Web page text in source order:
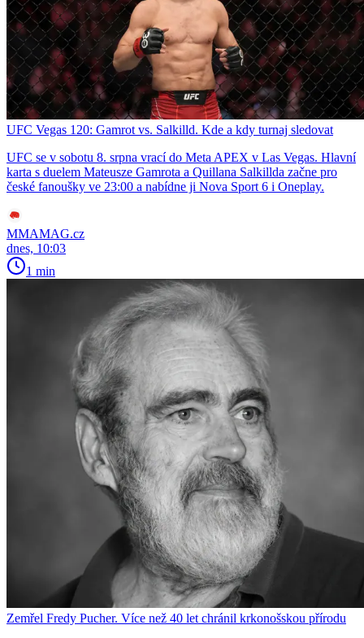
UFC Vegas 120: Gamrot vs. Salkilld. Kde a kdy turnaj sledovat
UFC se v sobotu 8. srpna vrací do Meta APEX v Las Vegas. Hlavní
karta s duelem Mateusze Gamrota a Quillana Salkillda začne pro
české fanoušky ve 23:00 a nabídne ji Nova Sport 6 i Oneplay.
MMAMAG.cz
dnes, 10:03
1 min
Zemřel Fredy Pucher. Více než 40 let chránil krkonošskou přírodu